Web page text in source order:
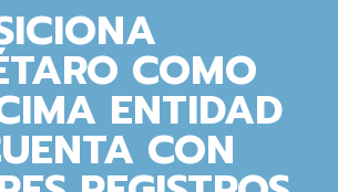
COMO
ENTIDAD
CON